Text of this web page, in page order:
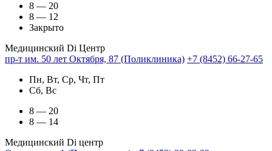
8 — 20
8 — 12
Закрыто
Медицинский Di Центр
пр-т им. 50 лет Октября, 87 (Поликлиника) +7 (8452) 66-27-65
Пн, Вт, Ср, Чт, Пт
Сб, Вс
8 — 20
8 — 14
Медицинский Di центр